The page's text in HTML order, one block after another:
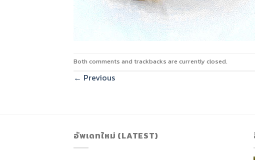
Both comments and trackbacks are currently closed.
← Previous
อัพเดทใหม่ (LATEST)